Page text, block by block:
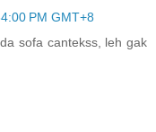
PM GMT+8
sofa cantekss, leh gak